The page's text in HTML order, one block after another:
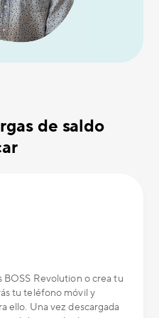
de saldo
BOSS Revolution o crea tu
tu teléfono móvil y
ello. Una vez descargada